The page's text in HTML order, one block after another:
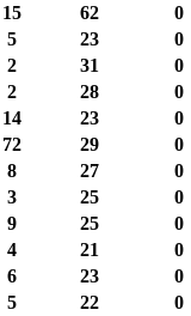
15 62
0
5 23
0
2 31
0
2 28
0
14 23
0
72 29
0
8 27
0
3 25
0
9 25
0
4 21
0
6 23
0
5 22
0